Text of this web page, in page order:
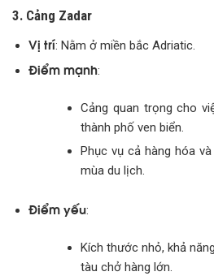
3. Cảng Zadar
Vị trí: Nằm ở miền bắc Adriatic.
Điểm mạnh:
Cảng quan trọng cho
thành phố ven biển.
Phục vụ cả hàng hóa
mùa du lịch.
Điểm yếu:
Kích thước nhỏ, khả
tàu chở hàng lớn.